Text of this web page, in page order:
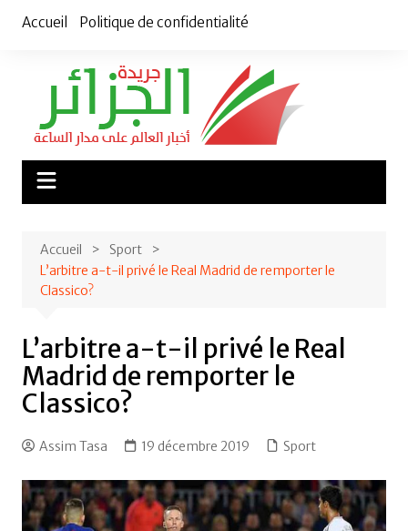
Accueil Politique de confidentialité
Accueil
Sport
L’arbitre a-t-il privé le Real Madrid de remporter le
Classico?
L’arbitre a-t-il privé le Real
Madrid de remporter le
Classico?
Assim Tasa 19 décembre 2019 Sport